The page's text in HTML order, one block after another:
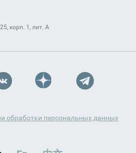
корп. 1, лит. А
обработки персональных данных